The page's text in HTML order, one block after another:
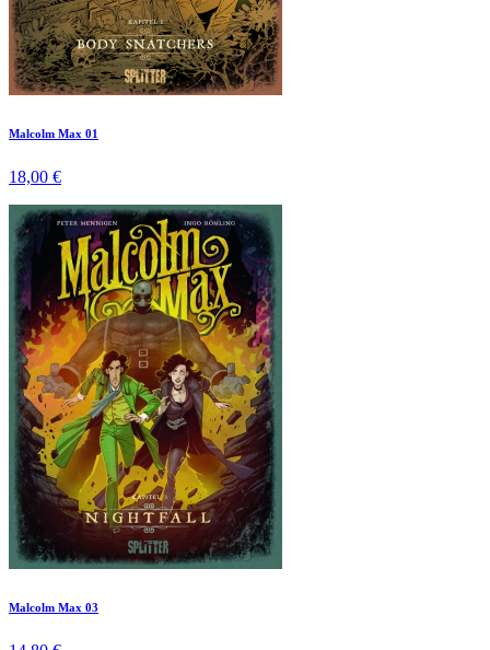
Malcolm Max 01
18,00 €
Malcolm Max 03